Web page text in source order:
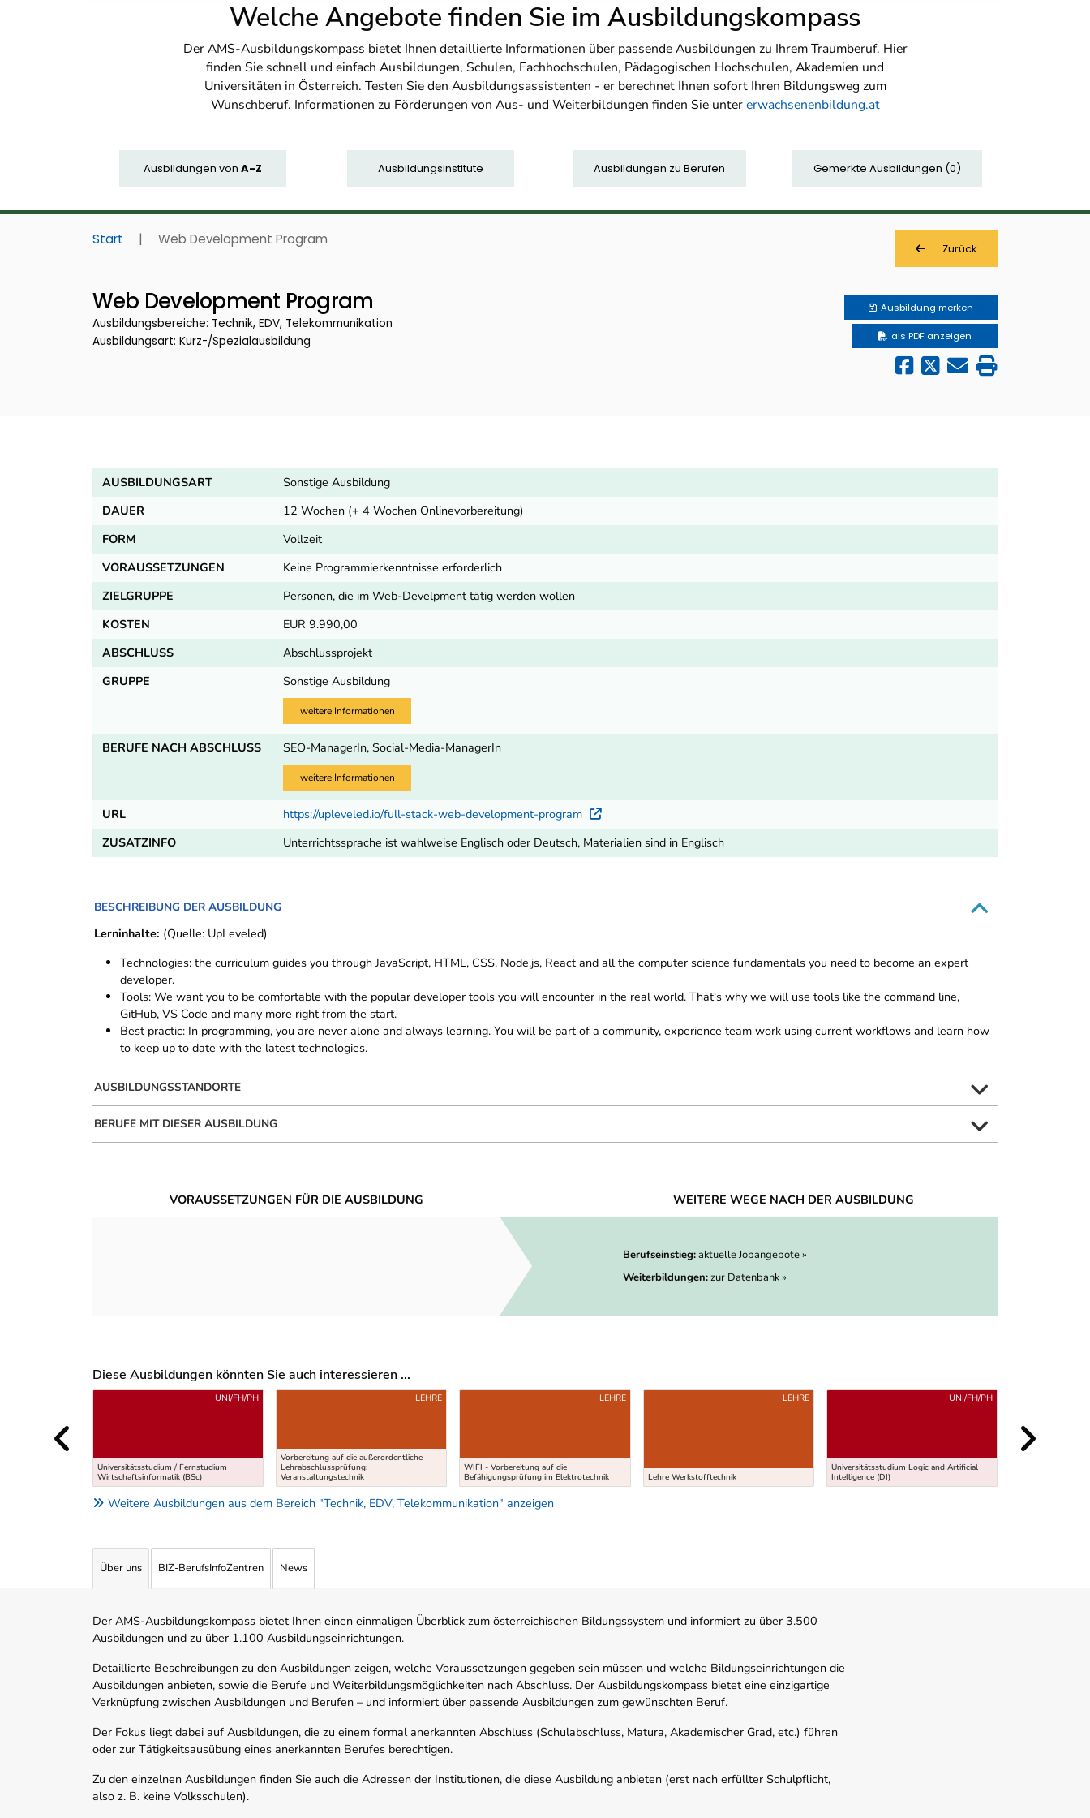
Welche Angebote finden Sie im Ausbildungskompass
Der AMS-Ausbildungskompass bietet Ihnen detaillierte Informationen über passende Ausbildungen zu Ihrem Traumberuf. Hier
finden Sie schnell und einfach Ausbildungen, Schulen, Fachhochschulen, Pädagogischen Hochschulen, Akademien und
Universitäten in Österreich. Testen Sie den Ausbildungsassistenten - er berechnet Ihnen sofort Ihren Bildungsweg zum
Wunschberuf. Informationen zu Förderungen von Aus- und Weiterbildungen finden Sie untererwachsenenbildung.at
Ausbildungen von A-Z Ausbildungsinstitute Ausbildungen zu Berufen Gemerkte Ausbildungen (0)
Start | Web Development Program
Zurück
Web Development Program
Ausbildungsbereiche: Technik, EDV, Telekommunikation
Ausbildungsart: Kurz-/Spezialausbildung
Ausbildung merken
als PDF anzeigen
AUSBILDUNGSART
Sonstige Ausbildung
DAUER
12 Wochen (+ 4 Wochen Onlinevorbereitung)
FORM
Vollzeit
VORAUSSETZUNGEN
Keine Programmierkenntnisse erforderlich
ZIELGRUPPE
Personen, die im Web-Develpment tätig werden wollen
KOSTEN
EUR 9.990,00
ABSCHLUSS
Abschlussprojekt
GRUPPE
Sonstige Ausbildung
weitere Informationen
BERUFE NACH ABSCHLUSS SEO-ManagerIn, Social-Media-ManagerIn
weitere Informationen
URL https://upleveled.io/full-stack-web-development-program Externer Link
ZUSATZINFO Unterrichtssprache ist wahlweise Englisch oder Deutsch, Materialien sind in Englisch
BESCHREIBUNG DER AUSBILDUNG
Lerninhalte: (Quelle: UpLeveled)
Technologies: the curriculum guides you through JavaScript, HTML, CSS, Node.js, React and all the computer science fundamentals you need to become an expert
developer.
Tools: We want you to be comfortable with the popular developer tools you will encounter in the real world. That‘s why we will use tools like the command line,
GitHub, VS Code and many more right from the start.
Best practic: In programming, you are never alone and always learning. You will be part of a community, experience team work using current workflows and learn how
to keep up to date with the latest technologies.
AUSBILDUNGSSTANDORTE
BERUFE MIT DIESER AUSBILDUNG
VORAUSSETZUNGEN FÜR DIE AUSBILDUNG WEITERE WEGE NACH DER AUSBILDUNG
Berufseinstieg:aktuelle Jobangebote »
Weiterbildungen:zur Datenbank »
Diese Ausbildungen könnten Sie auch interessieren ...
Uber weitere Ausbildungsvorschläge
Universitätsstudium / Fernstudium
Wirtschaftsinformatik (BSc)
UNI/FH/PH
Vorbereitung auf die außerordentliche
Lehrabschlussprüfung:
Veranstaltungstechnik
LEHRE
WIFI - Vorbereitung auf die
Befähigungsprüfung im Elektrotechnik
LEHRE
Lehre Werkstofftechnik
LEHRE
Universitätsstudium Logic and Artificial
Intelligence (DI)
UNI/FH/PH
Weitere Ausbildungen aus dem Bereich "Technik, EDV, Telekommunikation" anzeigen
Über uns BIZ-BerufsInfoZentren News
Der AMS-Ausbildungskompass bietet Ihnen einen einmaligen Überblick zum österreichischen Bildungssystem und informiert zu über 3.500
Ausbildungen und zu über 1.100 Ausbildungseinrichtungen.
Detaillierte Beschreibungen zu den Ausbildungen zeigen, welche Voraussetzungen gegeben sein müssen und welche Bildungseinrichtungen die
Ausbildungen anbieten, sowie die Berufe und Weiterbildungsmöglichkeiten nach Abschluss. Der Ausbildungskompass bietet eine einzigartige
Verknüpfung zwischen Ausbildungen und Berufen – und informiert über passende Ausbildungen zum gewünschten Beruf.
Der Fokus liegt dabei auf Ausbildungen, die zu einem formal anerkannten Abschluss (Schulabschluss, Matura, Akademischer Grad, etc.) führen
oder zur Tätigkeitsausübung eines anerkannten Berufes berechtigen.
Zu den einzelnen Ausbildungen finden Sie auch die Adressen der Institutionen, die diese Ausbildung anbieten (erst nach erfüllter Schulpflicht,
also z. B. keine Volksschulen).